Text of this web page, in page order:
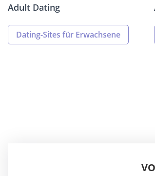
Adult Dating
Dating-Sites für Erwachsene